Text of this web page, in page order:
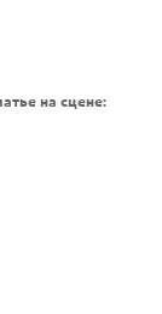
на сцене: